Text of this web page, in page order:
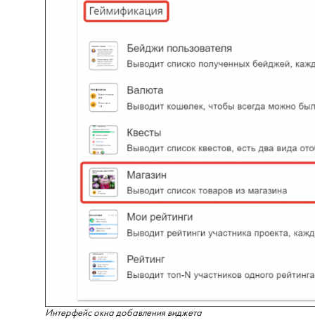
Интерфейс окна добавления виджета